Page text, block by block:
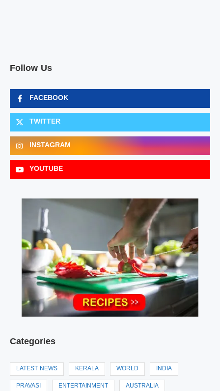
Follow Us
FACEBOOK
TWITTER
INSTAGRAM
YOUTUBE
Categories
LATEST NEWS KERALA WORLD INDIA
PRAVASI ENTERTAINMENT AUSTRALIA